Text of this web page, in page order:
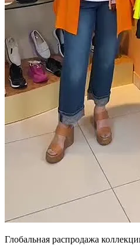
Глобальная распродажа